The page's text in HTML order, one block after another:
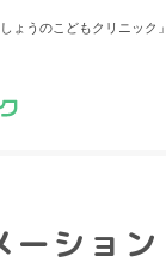
ょうのこどもクリニック」
ーション